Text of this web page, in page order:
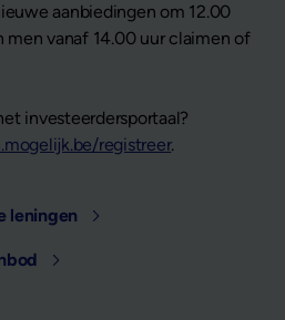
aanbiedingen om 12.00
men vanaf 14.00 uur claimen of
investeerdersportaal?
registreer.
leningen